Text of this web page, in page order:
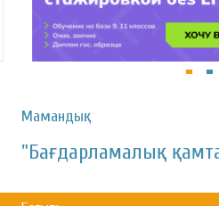
Мамандық:
"Бағдарламалық